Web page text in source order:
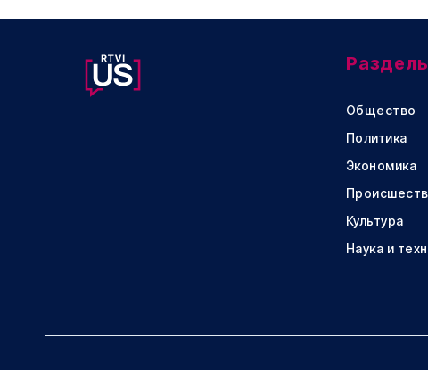
Общество
Политика
Экономика
Культура
Наука и